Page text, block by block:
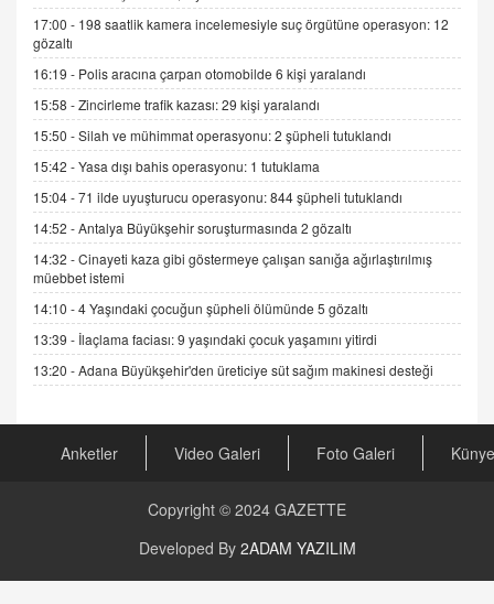
ADEM AKÖL
Esed Destekçilerinin Yüzüne Vurulan Şamar:
Sednaya
11.12.2024 12:30
DR. EKREM ASLAN
Gerçek Ne, Algı Ne? "Beraber Yürüyoruz"
Cümlesinin Peşinden
19.07.2025 12:45
GÖNÜL MENEKŞE
Şifacının Yolu
04.11.2025 12:56
AV. RÜMEYSA ÖZKALE
Kira Uyuşmazlıklarında Dava Açmadan Önce
23.09.2023 16:30
CAN UĞURATEŞ
16.12.2024 14:16
GÜNLÜK BURÇ YORUMU
17:00 - 198 saatlik kamera incelemesiyle suç örgütüne operasyon: 12
gözaltı
16:19 - Polis aracına çarpan otomobilde 6 kişi yaralandı
15:58 -Zincirleme trafik kazası: 29 kişi yaralandı
15:50 -Silah ve mühimmat operasyonu: 2 şüpheli tutuklandı
15:42 -Yasa dışı bahis operasyonu: 1 tutuklama
15:04 -71 ilde uyuşturucu operasyonu: 844 şüpheli tutuklandı
14:52 -Antalya Büyükşehir soruşturmasında 2 gözaltı
14:32 -Cinayeti kaza gibi göstermeye çalışan sanığa ağırlaştırılmış
müebbet istemi
14:10 -4 Yaşındaki çocuğun şüpheli ölümünde 5 gözaltı
13:39 - İlaçlama faciası: 9 yaşındaki çocuk yaşamını yitirdi
13:20 -Adana Büyükşehir'den üreticiye süt sağım makinesi desteği
Anketler Video Galeri Foto Galeri Künye
Copyright © 2024 GAZETTE
Developed By 2ADAM YAZILIM